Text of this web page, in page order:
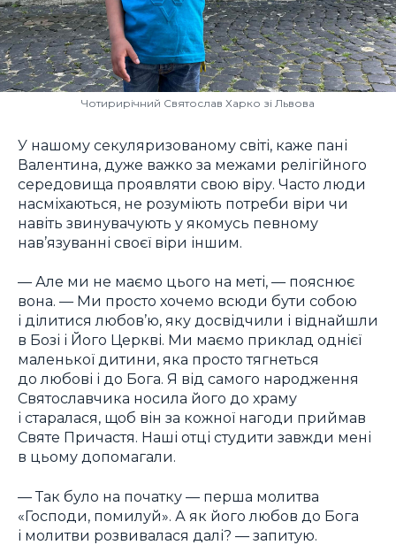
Чотирирічний Святослав Харко зі Львова
У нашому секуляризованому світі, каже пані
Валентина, дуже важко за межами релігійного
середовища проявляти свою віру. Часто люди
насміхаються, не розуміють потреби віри чи
навіть звинувачують у якомусь певному
нав’язуванні своєї віри іншим.
— Але ми не маємо цього на меті, — пояснює
вона. — Ми просто хочемо всюди бути собою
і ділитися любов’ю, яку досвідчили і віднайшли
в Бозі і Його Церкві. Ми маємо приклад однієї
маленької дитини, яка просто тягнеться
до любові і до Бога. Я від самого народження
Святославчика носила його до храму
і старалася, щоб він за кожної нагоди приймав
Святе Причастя. Наші отці студити завжди мені
в цьому допомагали.
— Так було на початку — перша молитва
«Господи, помилуй». А як його любов до Бога
і молитви розвивалася далі? — запитую.